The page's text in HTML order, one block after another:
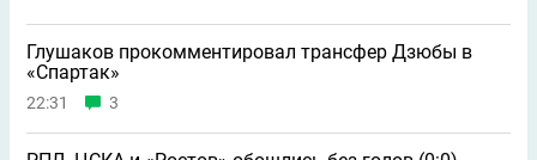
Глушаков прокомментировал трансфер Дзюбы в
«Спартак»
22:31 3